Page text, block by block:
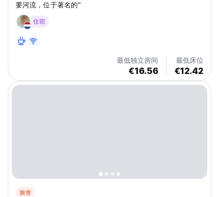
要河流，位于著名的“
住宿
最低独立房间
€16.56
最低床位
€12.42
旅舍